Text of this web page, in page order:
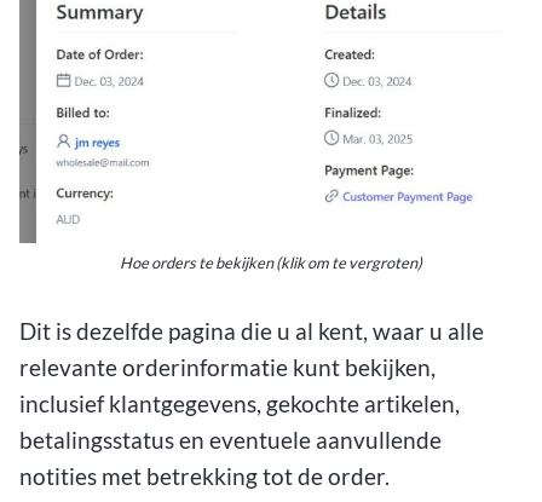
Hoe orders te bekijken (klik om te vergroten)
Dit is dezelfde pagina die u al kent, waar u alle
relevante orderinformatie kunt bekijken,
inclusief klantgegevens, gekochte artikelen,
betalingsstatus en eventuele aanvullende
notities met betrekking tot de order.